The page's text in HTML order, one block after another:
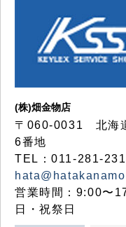
(株)畑金物店
〒060-0031 北海
6番地
TEL：011-281-
営業時間：9:00〜
日・祝祭日